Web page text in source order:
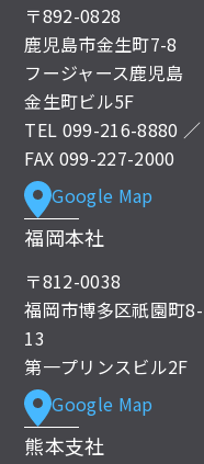
〒892-0828
鹿児島市金生町7-8
フージャース鹿児島
金生町ビル5F
TEL 099-216-8880 ／
FAX 099-227-2000
Google Map
福岡本社
〒812-0038
福岡市博多区祇園町8-
13
第一プリンスビル2F
Google Map
熊本支社